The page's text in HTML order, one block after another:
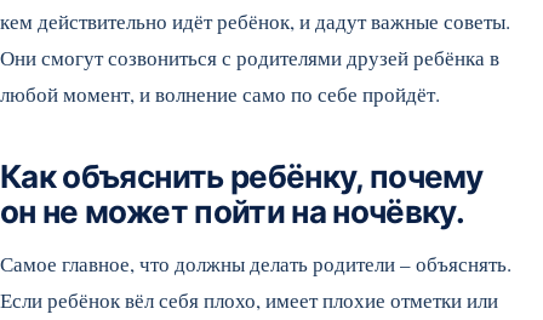
кем действительно идёт ребёнок, и дадут важные советы.
Они смогут созвониться с родителями друзей ребёнка в
любой момент, и волнение само по себе пройдёт.
Как объяснить ребёнку, почему
он не может пойти на ночёвку.
Самое главное, что должны делать родители – объяснять.
Если ребёнок вёл себя плохо, имеет плохие отметки или